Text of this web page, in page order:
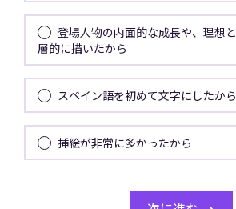
層的に描いたから
スペイン語を初めて文字にしたから
挿絵が非常に多かったから